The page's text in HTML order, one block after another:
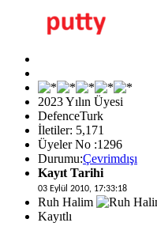
2023 Yılın Üyesi
DefenceTurk
İletiler: 5,171
Üyeler No :1296
Durumu:Çevrimdışı
Kayıt Tarihi
03 Eylül 2010, 17:33:18
Ruh Halim
Kayıtlı